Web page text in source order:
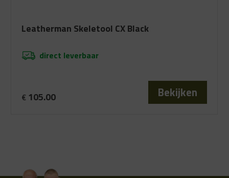
Leatherman Skeletool CX Black
direct leverbaar
€ 105.00 Bekijken